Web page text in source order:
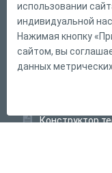
Русский
Справка
Форма
Конструктор
использовании
индивидуальной
Нажимая кнопку
сайтом, вы
данных